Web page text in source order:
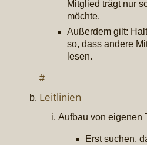
Mitglied trägt nur
möchte.
Außerdem gilt:
so, dass andere
lesen.
#
Leitlinien
Aufbau von eigenen
Erst suchen,